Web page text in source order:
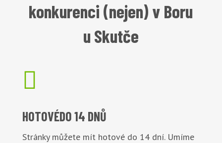
konkurenci (nejen) v Boru
u Skutče

HOTOVÉDO 14 DNŮ
Stránky můžete mít hotové do 14 dní. Umíme